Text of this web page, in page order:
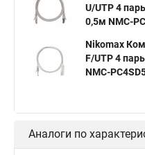
U/UTP 4
0,5м NMC-
Nikomax
F/UTP 4
NMC-
Аналоги по